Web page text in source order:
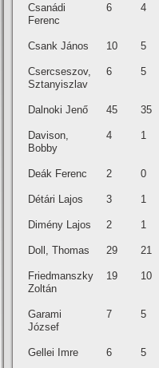
Csanádi
Ferenc
6 4
Csank János 10 5
Csercseszov,
Sztanyiszlav
6 5
Dalnoki Jenő 45 35
Davison,
Bobby
4 1
Deák Ferenc 2 0
Détári Lajos 3 1
Dimény Lajos 2 1
Doll, Thomas 29 21
Friedmanszky
Zoltán
19 10
Garami
József
7 5
Gellei Imre 6 5